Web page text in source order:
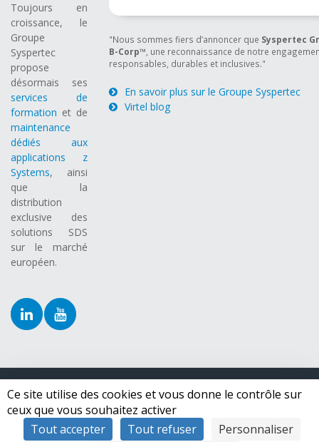
Ce site utilise des cookies et vous donne le contrôle sur
ceux que vous souhaitez activer
Tout accepter
Tout refuser Personnaliser
Toujours en
croissance, le
Groupe
Syspertec
propose
désormais ses
services de
formation et de
maintenance
dédiés aux
applications z
Systems, ainsi
que la
distribution
exclusive des
solutions SDS
sur le marché
européen.
"Nous sommes fiers d’annoncer que Syspertec
B-Corp™ , une reconnaissance de notre
responsables, durables et inclusives."
En savoir plus sur le Groupe Syspertec
Virtel blog
Copyright ©2026 Syspertec group.
Tous droits réservés
Toggle